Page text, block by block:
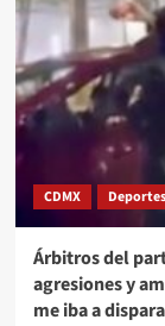
CDMX Deportes
Árbitros del
agresiones y
me iba a